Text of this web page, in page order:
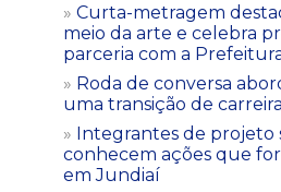
Curta-metragem
meio da arte e celebra
parceria com a
Roda de conversa
uma transição de
Integrantes de projeto
conhecem ações que
em Jundiaí